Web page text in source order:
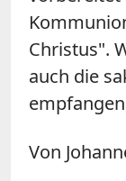
Christus".
auch die
Von